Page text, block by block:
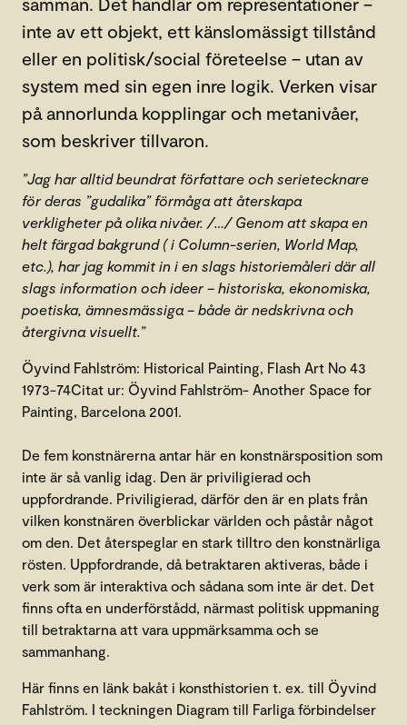
inte av ett objekt, ett känslomässigt tillstånd
eller en politisk/social företeelse – utan av
system med sin egen inre logik. Verken visar
på annorlunda kopplingar och metanivåer,
som beskriver tillvaron.
”Jag har alltid beundrat författare och serietecknare
för deras ”gudalika” förmåga att återskapa
verkligheter på olika nivåer. /…/ Genom att skapa en
helt färgad bakgrund ( i Column-serien, World Map,
etc.), har jag kommit in i en slags historiemåleri där all
slags information och ideer – historiska, ekonomiska,
poetiska, ämnesmässiga – både är nedskrivna och
återgivna visuellt.”
Öyvind Fahlström: Historical Painting, Flash Art No 43
1973-74Citat ur: Öyvind Fahlström- Another Space for
Painting, Barcelona 2001.
De fem konstnärerna antar här en konstnärsposition som
inte är så vanlig idag. Den är priviligierad och
uppfordrande. Priviligierad, därför den är en plats från
vilken konstnären överblickar världen och påstår något
om den. Det återspeglar en stark tilltro den konstnärliga
rösten. Uppfordrande, då betraktaren aktiveras, både i
verk som är interaktiva och sådana som inte är det. Det
finns ofta en underförstådd, närmast politisk uppmaning
till betraktarna att vara uppmärksamma och se
sammanhang.
Här finns en länk bakåt i konsthistorien t. ex. till Öyvind
Fahlström. I teckningen Diagram till Farliga förbindelser